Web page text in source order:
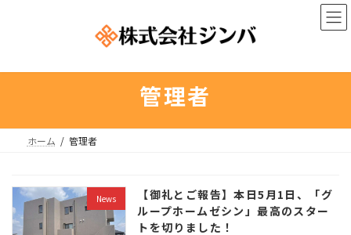
ツ
ッ
シ
移
管理者
ホーム 管理者
News
【御礼とご報告】本日5月1日、「グ
ループホームゼシン」最高のスター
トを切りました！